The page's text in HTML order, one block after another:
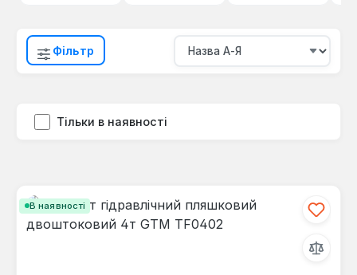
Фільтр
Тільки в наявності
В наявності